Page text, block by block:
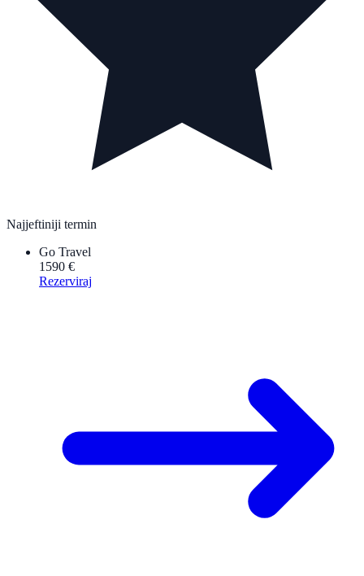
Najjeftiniji termin
Go Travel
1590 €
Rezerviraj